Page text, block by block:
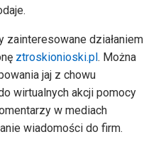
zainteresowane działaniem
ztroskionioski.pl. Można
jaj z chowu
wirtualnych akcji pomocy
w mediach
wiadomości do firm.